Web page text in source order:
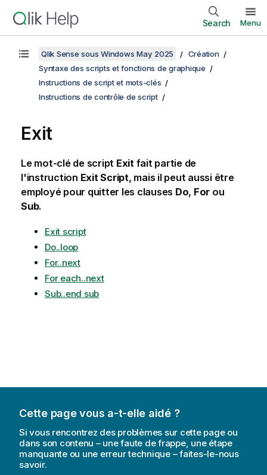
Search Menu
Qlik Sense sous Windows May 2025
Création
Syntaxe des scripts et fonctions de graphique
Instructions de script et mots-clés
Instructions de contrôle de script
Exit
Le mot-clé de script Exitfait partie de
l'instruction Exit Script, mais il peut aussi être
employé pour quitter les clauses Do, For ou
Sub.
Exit script
Do..loop
For..next
For each..next
Sub..end sub
Cette page vous a-t-elle aidé ?
Si vous rencontrez des problèmes sur cette page ou
dans son contenu – une faute de frappe, une étape
manquante ou une erreur technique – faites-le-nous
savoir.